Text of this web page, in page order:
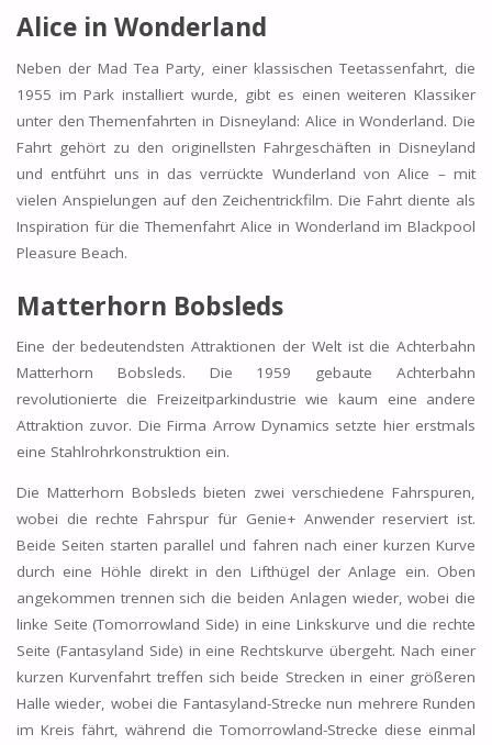
Alice in Wonderland
Neben der Mad Tea Party, einer klassischen Teetassenfahrt, die
1955 im Park installiert wurde, gibt es einen weiteren Klassiker
unter den Themenfahrten in Disneyland: Alice in Wonderland. Die
Fahrt gehört zu den originellsten Fahrgeschäften in Disneyland
und entführt uns in das verrückte Wunderland von Alice – mit
vielen Anspielungen auf den Zeichentrickfilm. Die Fahrt diente als
Inspiration für die Themenfahrt Alice in Wonderland im Blackpool
Pleasure Beach.
Matterhorn Bobsleds
Eine der bedeutendsten Attraktionen der Welt ist die Achterbahn
Matterhorn Bobsleds. Die 1959 gebaute Achterbahn
revolutionierte die Freizeitparkindustrie wie kaum eine andere
Attraktion zuvor. Die Firma Arrow Dynamics setzte hier erstmals
eine Stahlrohrkonstruktion ein.
Die Matterhorn Bobsleds bieten zwei verschiedene Fahrspuren,
wobei die rechte Fahrspur für Genie+ Anwender reserviert ist.
Beide Seiten starten parallel und fahren nach einer kurzen Kurve
durch eine Höhle direkt in den Lifthügel der Anlage ein. Oben
angekommen trennen sich die beiden Anlagen wieder, wobei die
linke Seite (Tomorrowland Side) in eine Linkskurve und die rechte
Seite (Fantasyland Side) in eine Rechtskurve übergeht. Nach einer
kurzen Kurvenfahrt treffen sich beide Strecken in einer größeren
Halle wieder, wobei die Fantasyland-Strecke nun mehrere Runden
im Kreis fährt, während die Tomorrowland-Strecke diese einmal